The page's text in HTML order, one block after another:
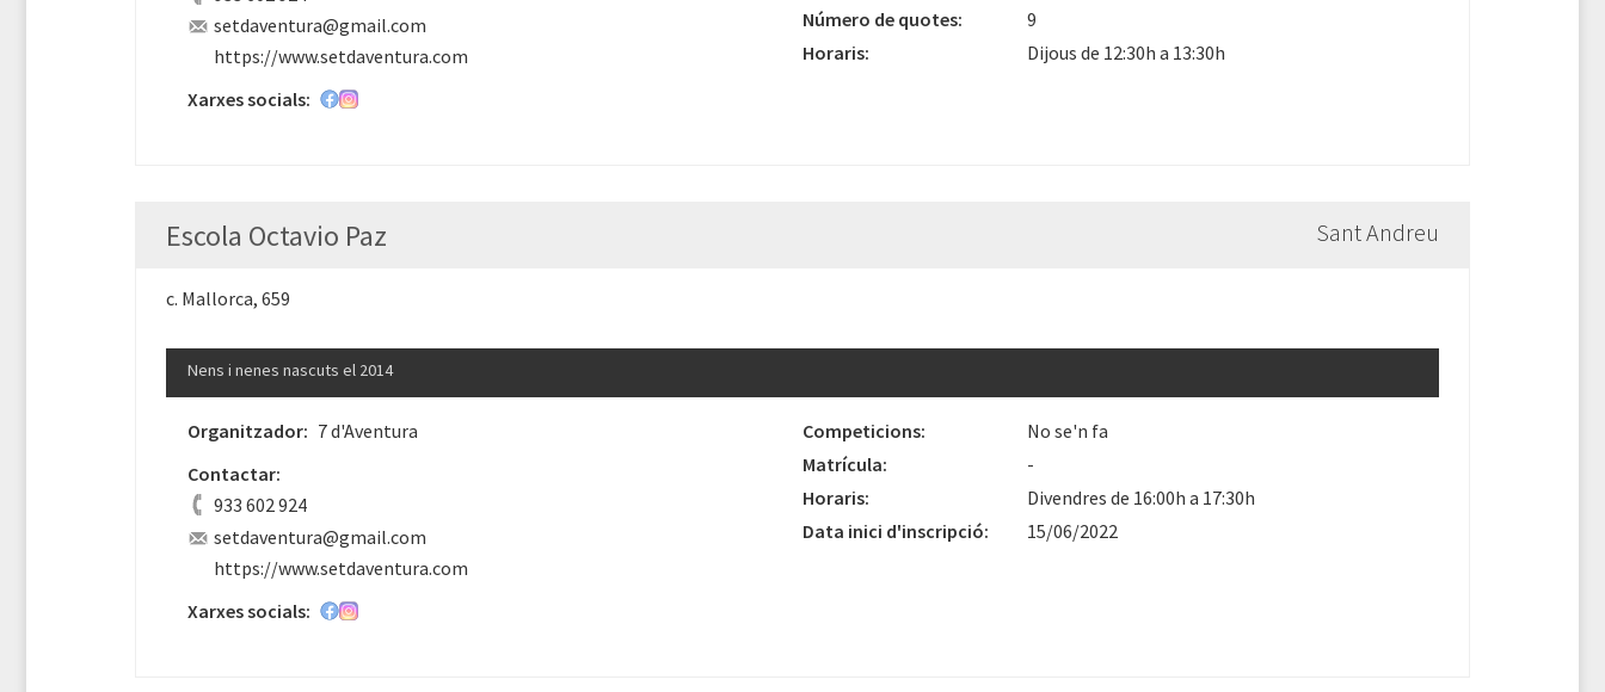
setdaventura@gmail.com
https://www.setdaventura.com
Xarxes socials:
Número de quotes:
9
Horaris:
Dijous de 12:30h a 13:30h
Escola Octavio Paz Sant Andreu
c. Mallorca, 659
Nens i nenes nascuts el 2014
Organitzador: 7 d'Aventura
Contactar:
933 602 924
setdaventura@gmail.com
https://www.setdaventura.com
Xarxes socials:
Competicions:
No se'n fa
Matrícula:
-
Horaris:
Divendres de 16:00h a 17:30h
Data inici d'inscripció:
15/06/2022